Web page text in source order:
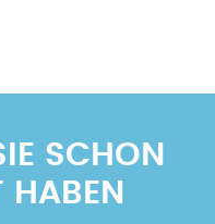
SCHON
HABEN